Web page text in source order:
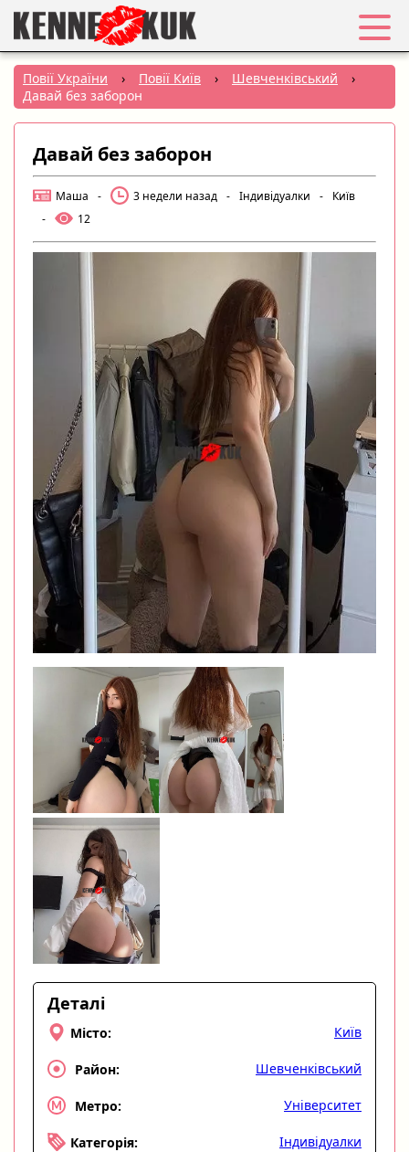
Обране
Вхід
Реєстрація
Міста:
РУС|
УКР
Створити оголошення
Повії України › Повії Київ › Шевченківський
›
Давай без заборон
Давай без заборон
Маша - 3 недели назад - Індивідуалки -
Київ
-
12
Деталі
Місто: Київ
Район: Шевченківський
Метро: Університет
Категорія: Індивідуалки